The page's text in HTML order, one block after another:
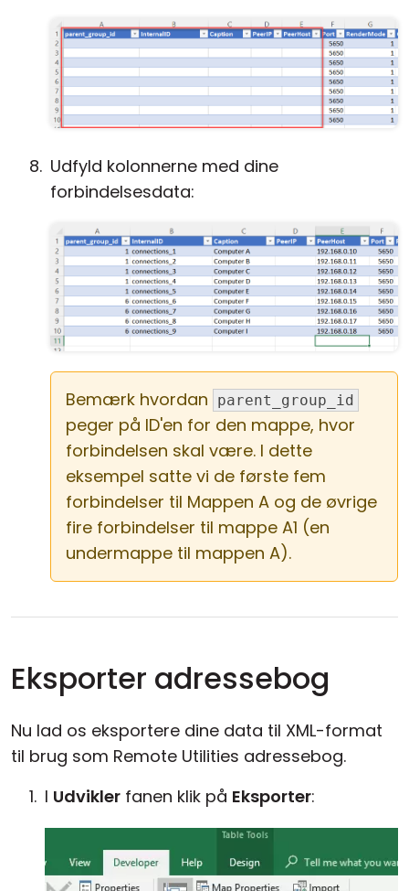
Udfyld kolonnerne med dine
forbindelsesdata:
Bemærk hvordan parent_group_id
peger på ID'en for den mappe, hvor
forbindelsen skal være. I dette
eksempel satte vi de første fem
forbindelser til Mappen A og de øvrige
fire forbindelser til mappe A1 (en
undermappe til mappen A).
Eksporter adressebog
Nu lad os eksportere dine data til XML-format
til brug som Remote Utilities adressebog.
I Udvikler fanen klik på Eksporter: